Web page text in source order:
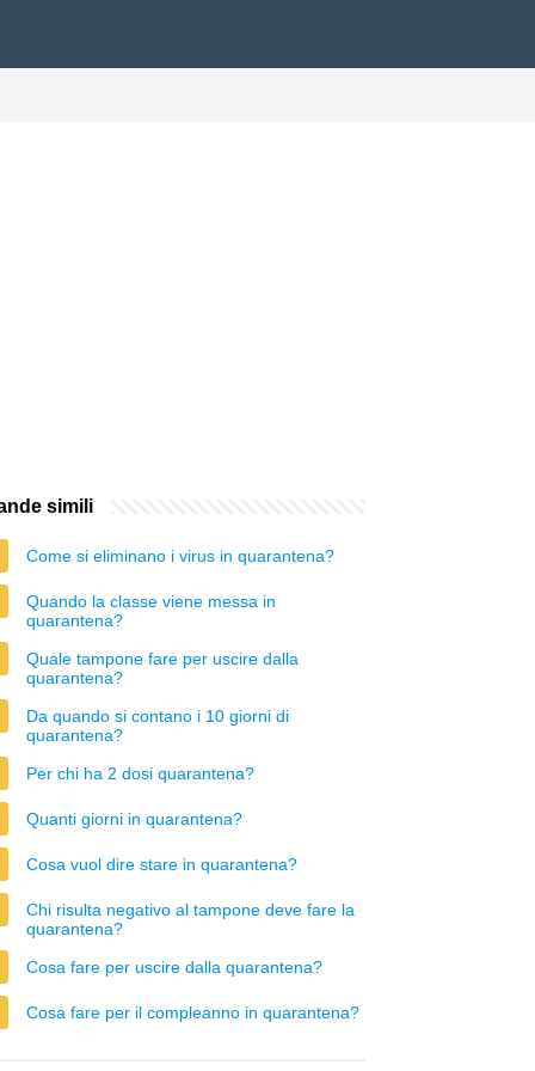
simili
Come si eliminano i virus in quarantena?
Quando la classe viene messa in
quarantena?
Quale tampone fare per uscire dalla
quarantena?
Da quando si contano i 10 giorni di
quarantena?
Per chi ha 2 dosi quarantena?
Quanti giorni in quarantena?
Cosa vuol dire stare in quarantena?
Chi risulta negativo al tampone deve fare la
quarantena?
Cosa fare per uscire dalla quarantena?
Cosa fare per il compleanno in quarantena?